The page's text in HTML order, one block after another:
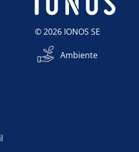
© 2026 IONOS SE
Ambiente